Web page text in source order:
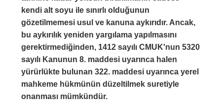
kendi alt soyu ile sınırlı olduğunun
gözetilmemesi usul ve kanuna aykırıdır. Ancak,
bu aykırılık yeniden yargılama yapılmasını
gerektirmediğinden, 1412 sayılı CMUK'nun 5320
sayılı Kanunun 8. maddesi uyarınca halen
yürürlükte bulunan 322. maddesi uyarınca yerel
mahkeme hükmünün düzeltilmek suretiyle
onanması mümkündür.